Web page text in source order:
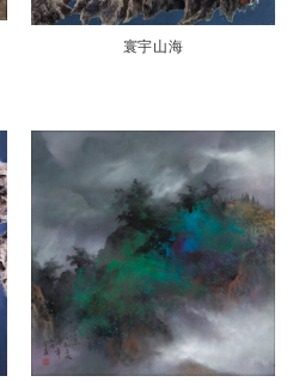
寰宇山海